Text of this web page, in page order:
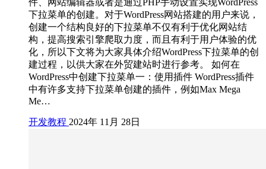
件、网站编辑器或者是通过PHP手动设置实现WordPress
下拉菜单的创建。对于WordPress网站搭建的用户来说，
创建一个结构良好的下拉菜单不仅有利于优化网站结
构，提高搜索引擎爬取力度，而且有利于用户体验的优
化，所以下文将为大家具体介绍WordPress下拉菜单的创
建过程，以供大家在外贸建站时进行参考。 如何在
WordPress中创建下拉菜单一：使用插件 WordPress插件
中有许多支持下拉菜单创建的插件，例如Max Mega
Me…
开发教程 2024年 11月 28日